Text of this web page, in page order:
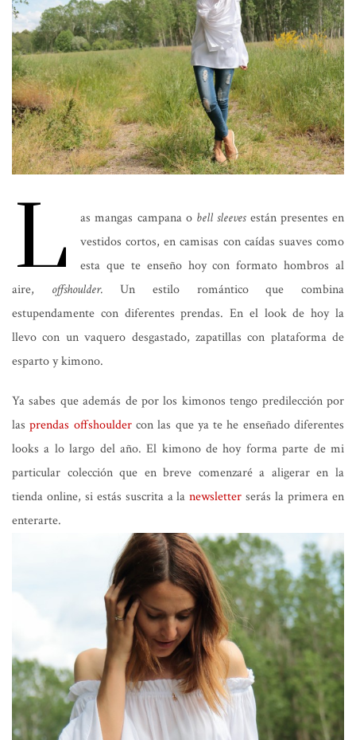
L as mangas campana o bell sleevesestán presentes en
vestidos cortos, en camisas con caídas suaves como
esta que te enseño hoy con formato hombros al
aire, offshoulder.Un estilo romántico que combina
estupendamente con diferentes prendas. En el look de hoy la
llevo con un vaquero desgastado, zapatillas con plataforma de
esparto y kimono.
Ya sabes que además de por los kimonos tengo predilección por
lasprendas offshouldercon las que ya te he enseñado diferentes
looks a lo largo del año. El kimono de hoy forma parte de mi
particular colección que en breve comenzaré a aligerar en la
tienda online, si estás suscrita a lanewsletter serás la primera en
enterarte.